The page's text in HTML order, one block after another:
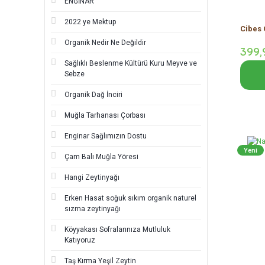
2022 ye Mektup
Organik Nedir Ne Değildir
Sağlıklı Beslenme Kültürü Kuru Meyve ve
Sebze
Organik Dağ İnciri
Muğla Tarhanası Çorbası
Enginar Sağlımızın Dostu
Çam Balı Muğla Yöresi
Hangi Zeytinyağı
Erken Hasat soğuk sıkım organik naturel
sızma zeytinyağı
Köyyakası Sofralarınıza Mutluluk
Katıyoruz
Taş Kırma Yeşil Zeytin
Cibes
399,
Yeni